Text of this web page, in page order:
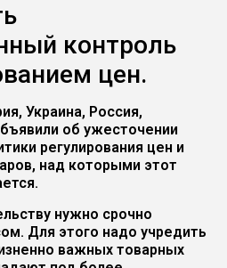
контроль
цен.
Украина, Россия,
об ужесточении
регулирования цен и
над которыми этот
нужно срочно
Для этого надо учредить
важных товарных